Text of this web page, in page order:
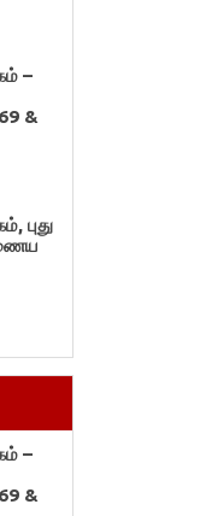
–
&
புது
–
&